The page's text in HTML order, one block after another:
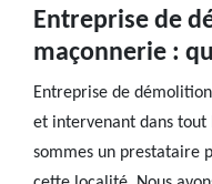
Entreprise de
maçonnerie :
Entreprise de
et intervenant dans tout
sommes un prestataire